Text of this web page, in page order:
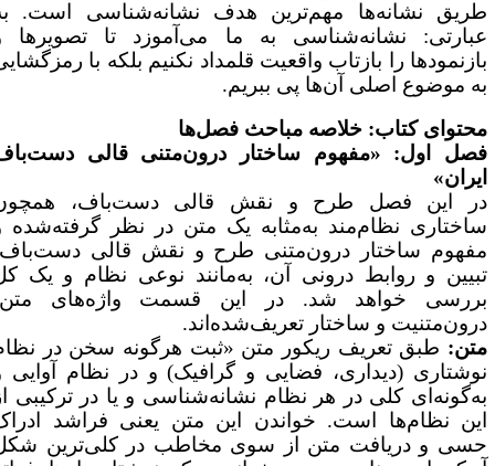
نشانه‌ها مهم‌ترین هدف نشانه‌شناسی است. به
نشانه‌شناسی به ما می‌آموزد تا تصویرها و
را بازتاب واقعیت قلمداد نکنیم بلکه با رمزگشایی
موضوع اصلی آن‌ها پی ببریم.
کتاب: خلاصه مباحث فصل‌ها
اول: «مفهوم ساختار درون‌متنی قالی دست‌باف
این فصل طرح و نقش قالی دست‌باف، همچون
نظام‌مند به‌مثابه یک متن در نظر گرفته‌شده و
ساختار درون‌متنی طرح و نقش قالی دست‌باف،
و روابط درونی آن، به‌مانند نوعی نظام و یک کل
خواهد شد. در این قسمت واژه‌های متن،
و ساختار تعریف‌شده‌اند.
طبق تعریف ریکور متن «ثبت هرگونه سخن در نظام
(دیداری، فضایی و گرافیک) و در نظام آوایی و
کلی در هر نظام نشانه‌شناسی و یا در ترکیبی از
نظام‌ها است. خواندن این متن یعنی فراشد ادراک
و دریافت متن از سوی مخاطب در کلی‌ترین شکل